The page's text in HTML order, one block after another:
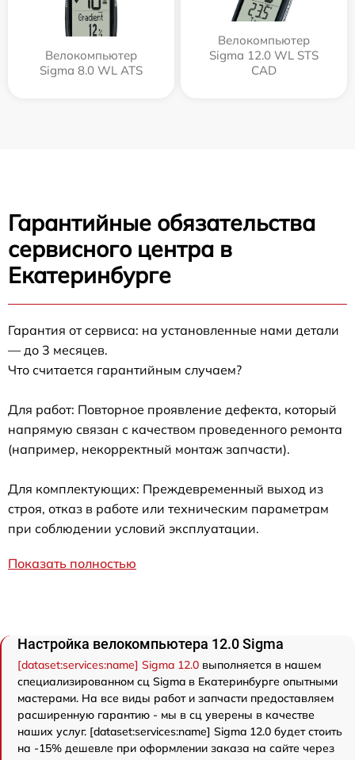
Велокомпьютер
Sigma 8.0 WL ATS
Велокомпьютер
Sigma 12.0 WL STS
CAD
Гарантийные обязательства
сервисного центра в
Екатеринбурге
Гарантия от сервиса: на установленные нами детали
— до 3 месяцев.
Что считается гарантийным случаем?
Для работ: Повторное проявление дефекта, который
напрямую связан с качеством проведенного ремонта
(например, некорректный монтаж запчасти).
Для комплектующих: Преждевременный выход из
строя, отказ в работе или техническим параметрам
при соблюдении условий эксплуатации.
Показать полностью
Настройка велокомпьютера 12.0 Sigma
[dataset:services:name] Sigma 12.0 выполняется в нашем
специализированном сц Sigma в Екатеринбурге опытными
мастерами. На все виды работ и запчасти предоставляем
расширенную гарантию - мы в сц уверены в качестве
наших услуг. [dataset:services:name] Sigma 12.0 будет стоить
на -15% дешевле при оформлении заказа на сайте через